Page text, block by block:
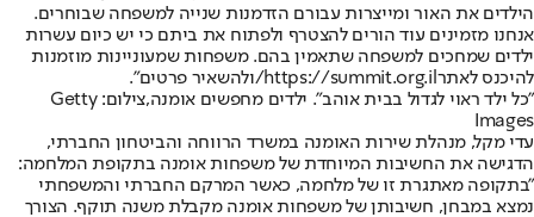
הילדים את האור ומייצרות עבורם הזדמנות שנייה למשפחה שבוחרים.
אנחנו מזמינים עוד הורים להצטרף ולפתוח את ביתם כי יש כיום עשרות
ילדים שמחכים למשפחה שתאמין בהם. משפחות שמעוניינות מוזמנות
להיכנס לאתר https://summit.org.il/
ולהשאיר פרטים".
"כל ילד ראוי לגדול בבית אוהב". ילדים מחפשים אומנה,צילום: Getty
Images
עדי מקל, מנהלת שירות האומנה במשרד הרווחה והביטחון החברתי,
הדגישה את החשיבות המיוחדת של משפחות אומנה בתקופת המלחמה:
"בתקופה מאתגרת זו של מלחמה, כאשר המרקם החברתי והמשפחתי
נמצא במבחן, חשיבותן של משפחות אומנה מקבלת משנה תוקף. הצורך